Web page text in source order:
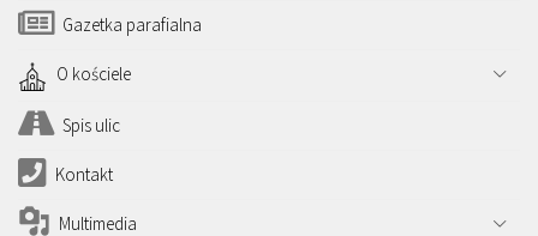
Gazetka parafialna
O kościele
Spis ulic
Kontakt
Multimedia